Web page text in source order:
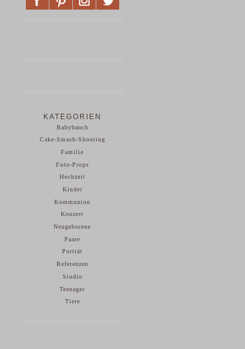
KATEGORIEN
Babybauch
Cake-Smash-Shooting
Familie
Foto-Props
Hochzeit
Kinder
Kommunion
Konzert
Neugeborene
Paare
Porträt
Referenzen
Studio
Teenager
Tiere